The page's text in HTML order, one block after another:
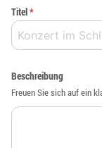
Titel*
Beschreibung
Freuen Sie sich auf ein